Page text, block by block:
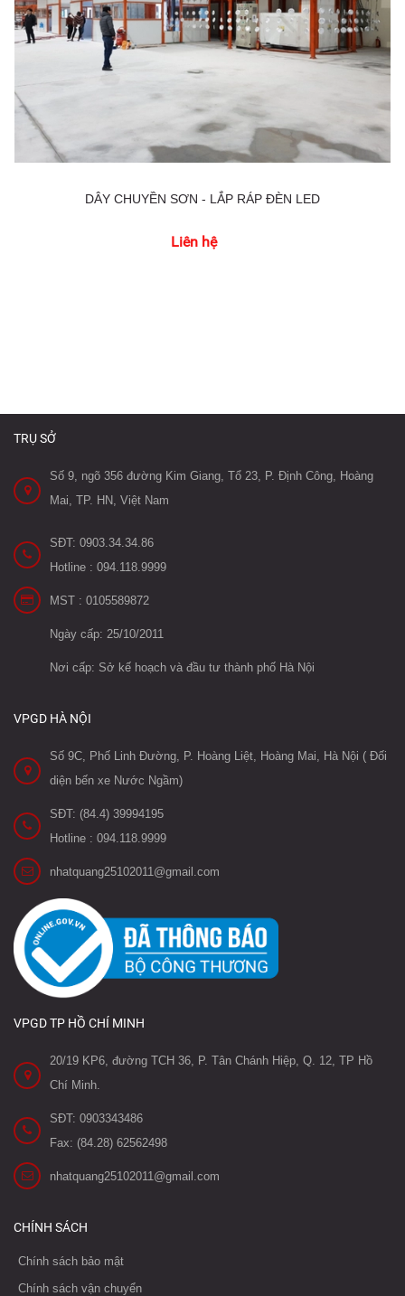
DÂY CHUYỀN SƠN - LẮP RÁP ĐÈN LED
Liên hệ
TRỤ SỞ
Số 9, ngõ 356 đường Kim Giang, Tổ 23, P. Định Công, Hoàng
Mai, TP. HN, Việt Nam
SĐT: 0903.34.34.86
Hotline : 094.118.9999
MST : 0105589872
Ngày cấp: 25/10/2011
Nơi cấp: Sở kế hoạch và đầu tư thành phố Hà Nội
VPGD HÀ NỘI
Số 9C, Phố Linh Đường, P. Hoàng Liệt, Hoàng Mai, Hà Nội ( Đối
diện bến xe Nước Ngầm)
SĐT: (84.4) 39994195
Hotline : 094.118.9999
nhatquang25102011@gmail.com
VPGD TP HỒ CHÍ MINH
20/19 KP6, đường TCH 36, P. Tân Chánh Hiệp, Q. 12, TP Hồ
Chí Minh.
SĐT: 0903343486
Fax: (84.28) 62562498
nhatquang25102011@gmail.com
CHÍNH SÁCH
Chính sách bảo mật
Chính sách vận chuyển